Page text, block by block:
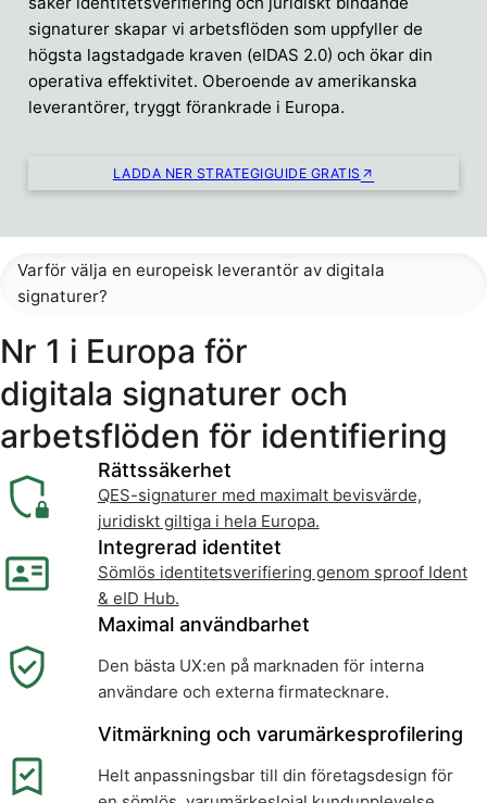
signaturer skapar vi arbetsflöden som uppfyller de
högsta lagstadgade kraven (eIDAS 2.0) och ökar din
operativa effektivitet. Oberoende av amerikanska
leverantörer, tryggt förankrade i Europa.
LADDA NER STRATEGIGUIDE GRATIS
Nr 1 i Europa för
digitala signaturer och
arbetsflöden för identifiering
Varför välja en europeisk leverantör av digitala
signaturer?
Rättssäkerhet
QES-signaturer med maximalt bevisvärde,
juridiskt giltiga i hela Europa.
Integrerad identitet
Sömlös identitetsverifiering genom sproof Ident
& eID Hub.
Maximal användbarhet
Den bästa UX:en på marknaden för interna
användare och externa firmatecknare.
Vitmärkning och varumärkesprofilering
Helt anpassningsbar till din företagsdesign för